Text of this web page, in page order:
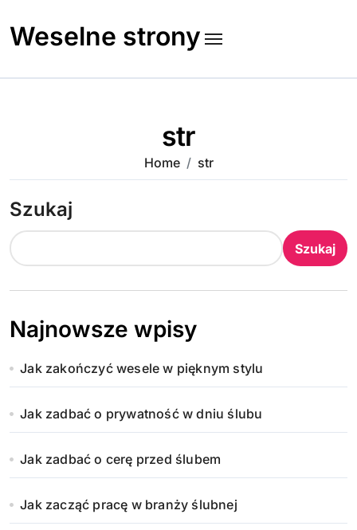
to
content
Weselne strony
str
Home str
Szukaj
Szukaj
Najnowsze wpisy
Jak zakończyć wesele w pięknym stylu
Jak zadbać o prywatność w dniu ślubu
Jak zadbać o cerę przed ślubem
Jak zacząć pracę w branży ślubnej